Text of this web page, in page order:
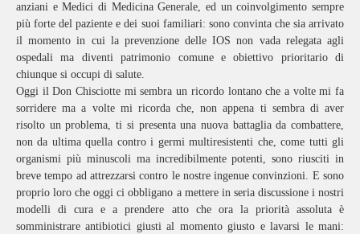
anziani e Medici di Medicina Generale, ed un coinvolgimento sempre
più forte del paziente e dei suoi familiari: sono convinta che sia arrivato
il momento in cui la prevenzione delle IOS non vada relegata agli
ospedali ma diventi patrimonio comune e obiettivo prioritario di
chiunque si occupi di salute.
Oggi il Don Chisciotte mi sembra un ricordo lontano che a volte mi fa
sorridere ma a volte mi ricorda che, non appena ti sembra di aver
risolto un problema, ti si presenta una nuova battaglia da combattere,
non da ultima quella contro i germi multiresistenti che, come tutti gli
organismi più minuscoli ma incredibilmente potenti, sono riusciti in
breve tempo ad attrezzarsi contro le nostre ingenue convinzioni. E sono
proprio loro che oggi ci obbligano a mettere in seria discussione i nostri
modelli di cura e a prendere atto che ora la priorità assoluta è
somministrare antibiotici giusti al momento giusto e lavarsi le mani: